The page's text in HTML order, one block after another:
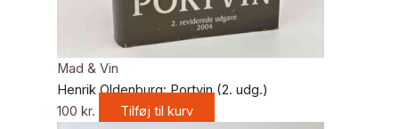
Mad & Vin
Henrik Oldenburg: Portvin (2. udg.)
100 kr. Tilføj til kurv